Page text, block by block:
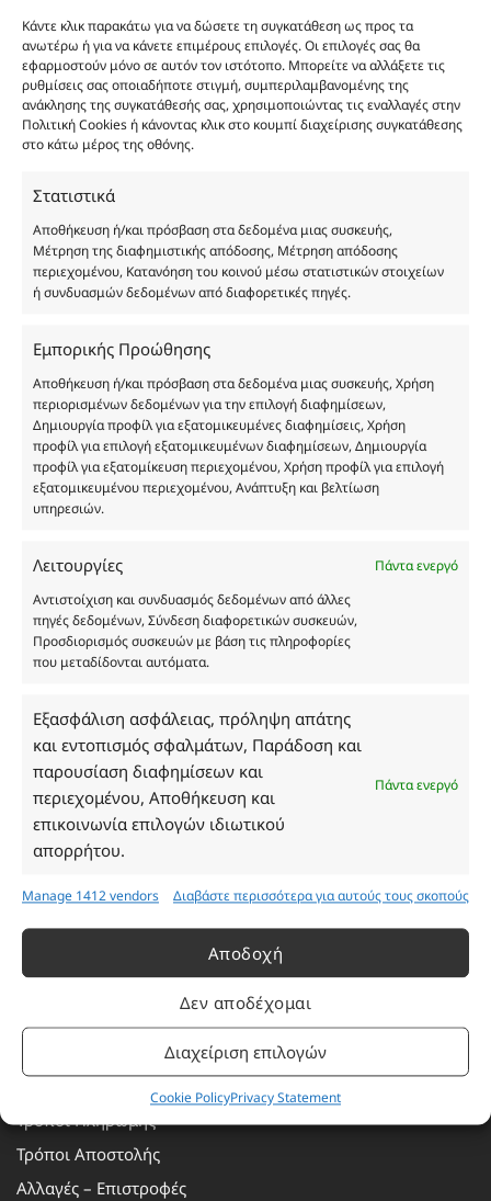
Κάντε κλικ παρακάτω για να δώσετε τη συγκατάθεση ως προς τα
ανωτέρω ή για να κάνετε επιμέρους επιλογές. Οι επιλογές σας θα
εφαρμοστούν μόνο σε αυτόν τον ιστότοπο. Μπορείτε να αλλάξετε τις
ρυθμίσεις σας οποιαδήποτε στιγμή, συμπεριλαμβανομένης της
ανάκλησης της συγκατάθεσής σας, χρησιμοποιώντας τις εναλλαγές στην
Πολιτική Cookies ή κάνοντας κλικ στο κουμπί διαχείρισης συγκατάθεσης
στο κάτω μέρος της οθόνης.
Στατιστικά
Αποθήκευση ή/και πρόσβαση στα δεδομένα μιας συσκευής,
Μέτρηση της διαφημιστικής απόδοσης, Μέτρηση απόδοσης
περιεχομένου, Κατανόηση του κοινού μέσω στατιστικών στοιχείων
ή συνδυασμών δεδομένων από διαφορετικές πηγές.
Εμπορικής Προώθησης
Αποθήκευση ή/και πρόσβαση στα δεδομένα μιας συσκευής, Χρήση
περιορισμένων δεδομένων για την επιλογή διαφημίσεων,
Δημιουργία προφίλ για εξατομικευμένες διαφημίσεις, Χρήση
προφίλ για επιλογή εξατομικευμένων διαφημίσεων, Δημιουργία
προφίλ για εξατομίκευση περιεχομένου, Χρήση προφίλ για επιλογή
εξατομικευμένου περιεχομένου, Ανάπτυξη και βελτίωση
υπηρεσιών.
Λειτουργίες
Πάντα ενεργό
Αντιστοίχιση και συνδυασμός δεδομένων από άλλες
πηγές δεδομένων, Σύνδεση διαφορετικών συσκευών,
Προσδιορισμός συσκευών με βάση τις πληροφορίες
που μεταδίδονται αυτόματα.
Εξασφάλιση ασφάλειας, πρόληψη απάτης
και εντοπισμός σφαλμάτων, Παράδοση και
παρουσίαση διαφημίσεων και
περιεχομένου, Αποθήκευση και
επικοινωνία επιλογών ιδιωτικού
απορρήτου.
Πάντα ενεργό
Manage 1412 vendors Διαβάστε περισσότερα για αυτούς τους σκοπούς
Αποδοχή
Δεν αποδέχομαι
Διαχείριση επιλογών
Cookie PolicyPrivacy Statement
Σκοπός τους είναι η διευκόλυνση της επιλογής σας.
Σε καμία περίπτωση δεν αντιστοιχούν στα
αυθεντικά αρώματα και δεν ανταποκρίνονται στην
πραγματικότητα. Πρόθεση της επιχείρησης μας δεν
είναι η παραπλάνηση και η εξαπάτηση του
καταναλωτή. Όλα μας τα προϊόντα είναι τύπου, σε
χύμα μορφή και είναι εμπνευσμένα από τα
αντίστοιχα αυθεντικά γνωστών οίκων. Οι
ονομασίες, οι εικόνες και τα σήματα των
προϊόντων αποτελούν αναφαίρετη και
κατοχυρωμένη εμπορικά ιδιοκτησία των
Με επιφύλαξη κάθε νόμιμου δικαιώματος.
Eau de parfum
Αγίου Κωνσταντίνου 76
Τηλ. 2314 016010
ΑΦΜ 803285309
ΓΕΜΗ 193802504000
Ωράριο Καταστήματος
Δευτέρα: 08:30–16:30
Τρίτη: 08:30–16:30
Τετάρτη: 08:30–16:30
Πέμπτη: 08:30–16:30
Παρασκευή: 08:30–16:30
Σάββατο - Κυριακή: Κλειστά
Πρόγραμμα Ανταμοιβής
Τρόποι Πληρωμής
Τρόποι Αποστολής
Αλλαγές – Επιστροφές